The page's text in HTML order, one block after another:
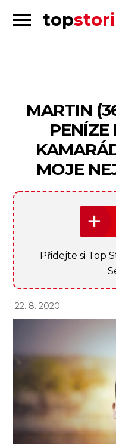
Skip
to
Skip
to
top
lidi
MARTIN
PENÍZE
MOJE
Přidejte si Top
22. 8. 2020